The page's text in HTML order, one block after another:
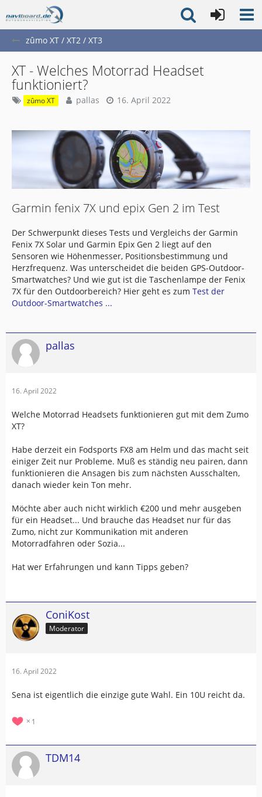
zûmo XT / XT2 / XT3
XT - Welches Motorrad Headset
funktioniert?
zûmo XT pallas 16. April 2022
Garmin fenix 7X und epix Gen 2 im Test
Der Schwerpunkt dieses Tests und Vergleichs der Garmin
Fenix 7X Solar und Garmin Epix Gen 2 liegt auf den
Sensoren wie Höhenmesser, Positionsbestimmung und
Herzfrequenz. Was unterscheidet die beiden GPS-Outdoor-
Smartwatches? Und wie gut ist die Taschenlampe der Fenix
7X für den Outdoorbereich? Hier geht es zum Test der
Outdoor-Smartwatches ...
pallas
16. April 2022
Welche Motorrad Headsets funktionieren gut mit dem Zumo
XT?
Habe derzeit ein Fodsports FX8 am Helm und das macht seit
einiger Zeit nur Probleme. Muß es ständig neu pairen, dann
funktionieren die Ansagen bis zum nächsten Ausschalten,
danach wieder kein Ton mehr.
Möchte aber auch nicht wirklich €200 und mehr ausgeben
für ein Headset... Und brauche das Headset nur für das
Zumo, nicht zur Kommunikation mit anderen
Motorradfahren oder Sozia...
Hat wer Erfahrungen und kann Tipps geben?
ConiKost
Moderator
16. April 2022
Sena ist eigentlich die einzige gute Wahl. Ein 10U reicht da.
1
TDM14